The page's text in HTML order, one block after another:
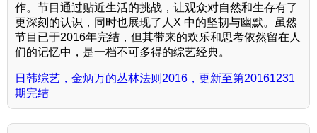
作。节目通过贴近生活的挑战，让观众对自然和生存有了
更深刻的认识，同时也展现了人X 中的坚韧与幽默。虽然
节目已于2016年完结，但其带来的欢乐和思考依然留在人
们的记忆中，是一档不可多得的综艺经典。
日韩综艺，金炳万的丛林法则2016，更新至第20161231
期完结